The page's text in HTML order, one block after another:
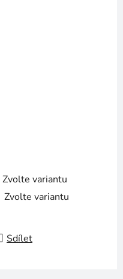
Zvolte variantu
Zvolte variantu
Sdílet